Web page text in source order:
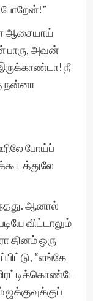
போறேன்!”
ஆசையாய்
பாரு, அவன்
நீ
நன்னா
போய்ப்
ஆனால்
விட்டாலும்
தினம் ஒரு
“எங்கே